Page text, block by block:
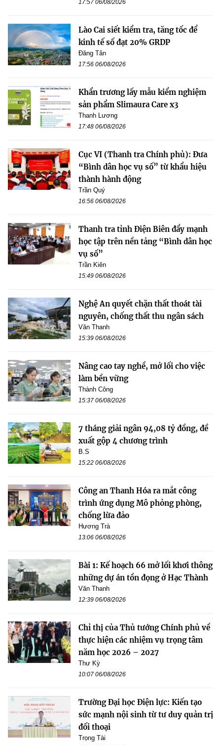
17:57 06/08/2026
Lào Cai siết kiểm tra, tăng tốc để
kinh tế số đạt 20% GRDP
Đăng Tân
17:56 06/08/2026
Khẩn trương lấy mẫu kiểm nghiệm
sản phẩm Slimaura Care x3
Thanh Lương
17:48 06/08/2026
Cục VI (Thanh tra Chính phủ): Đưa
“Bình dân học vụ số” từ khẩu hiệu
thành hành động
Trần Quý
16:56 06/08/2026
Thanh tra tỉnh Điện Biên đẩy mạnh
học tập trên nền tảng “Bình dân học
vụ số”
Trần Kiên
15:49 06/08/2026
Nghệ An quyết chặn thất thoát tài
nguyên, chống thất thu ngân sách
Văn Thanh
15:39 06/08/2026
Nâng cao tay nghề, mở lối cho việc
làm bền vững
Thành Công
15:37 06/08/2026
7 tháng giải ngân 94,08 tỷ đồng, đề
xuất gộp 4 chương trình
B.S
15:22 06/08/2026
Công an Thanh Hóa ra mắt công
trình ứng dụng Mô phỏng phòng,
chống lừa đảo
Hương Trà
13:06 06/08/2026
Bài 1: Kế hoạch 66 mở lối khơi thông
những dự án tồn đọng ở Hạc Thành
Văn Thanh
12:39 06/08/2026
Chỉ thị của Thủ tướng Chính phủ về
thực hiện các nhiệm vụ trọng tâm
năm học 2026 – 2027
Thư Kỳ
10:07 06/08/2026
Trường Đại học Điện lực: Kiến tạo
sức mạnh nội sinh từ tư duy quản trị
đối thoại
Trọng Tài